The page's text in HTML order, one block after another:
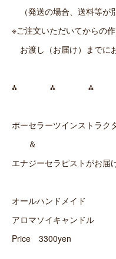
（発送の場合、送料等が
※ご注文いただいてからの作
お渡し（お届け）までに
⁂ ⁂ ⁂
ポーセラーツインストラク
＆
エナジーセラピストがお届
オールハンドメイド
アロマソイキャンドル
Price 3300yen